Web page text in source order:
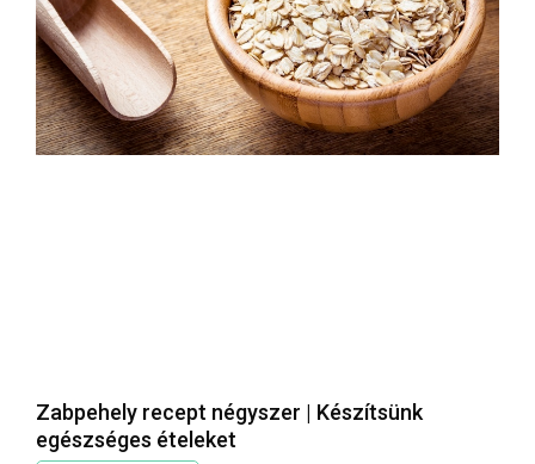
Zabpehely recept négyszer | Készítsünk
egészséges ételeket